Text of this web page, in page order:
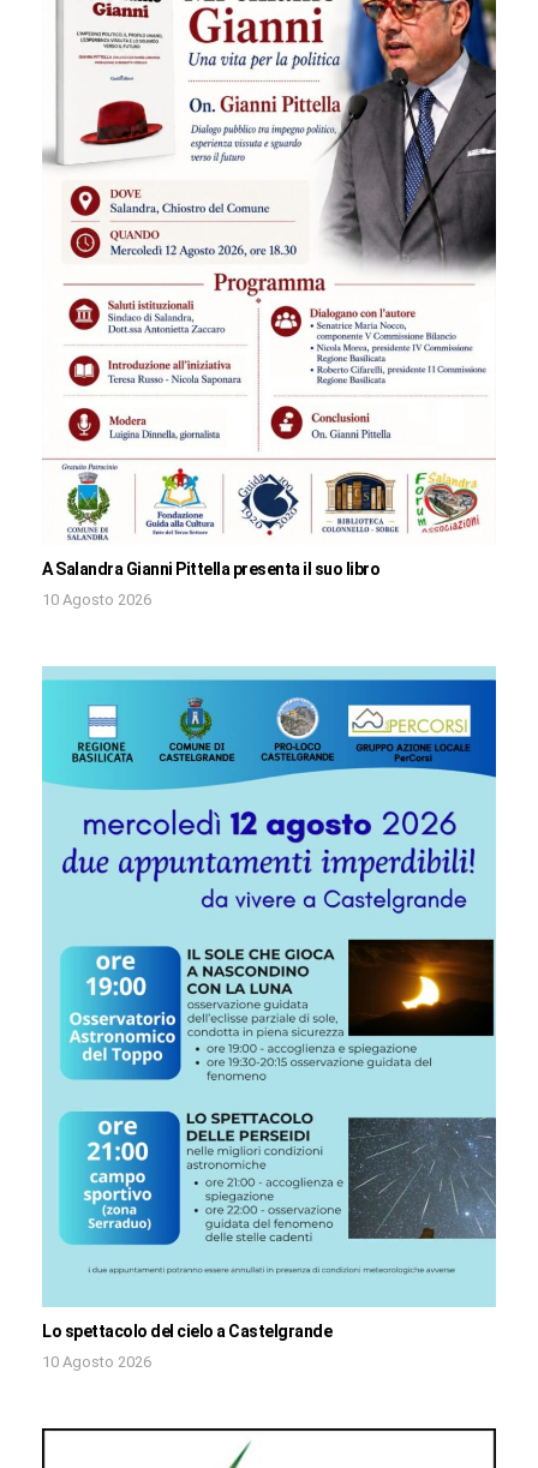
A Salandra Gianni Pittella presenta il suo libro
10 Agosto 2026
Lo spettacolo del cielo a Castelgrande
10 Agosto 2026